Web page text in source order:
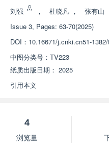
刘强 ， 杜晓凡 ， 张有山
Issue 3, Pages: 63-70(2025)
DOI： 10.16671/j.cnki.cn51-
中图分类号： TV223
纸质出版日期： 2025
引用本文
4
浏览量